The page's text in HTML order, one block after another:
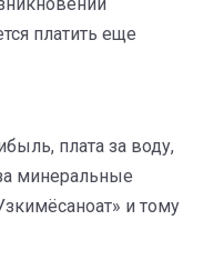
платить еще
плата за воду,
минеральные
и тому